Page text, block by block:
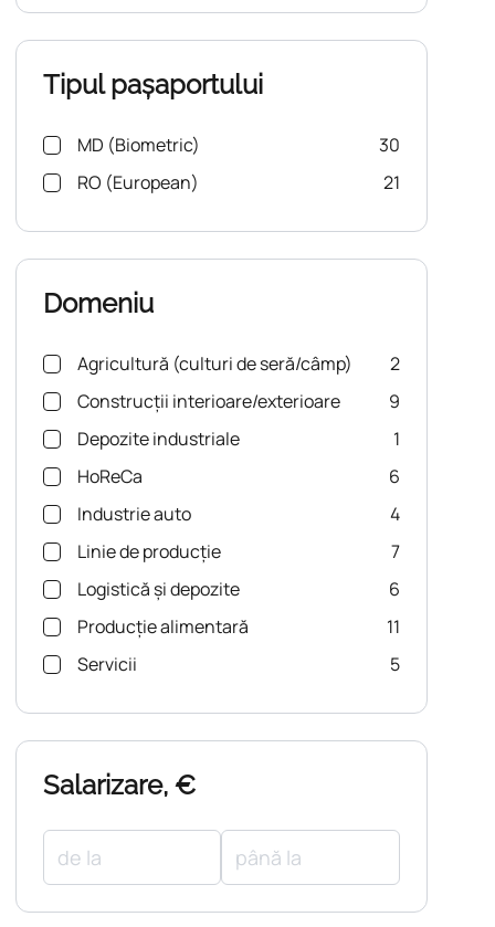
Tipul pașaportului
MD (Biometric)
30
RO (European)
21
Domeniu
Agricultură (culturi de seră/câmp)
2
Construcții interioare/exterioare
9
Depozite industriale
1
HoReCa
6
Industrie auto
4
Linie de producție
7
Logistică și depozite
6
Producție alimentară
11
Servicii
5
Salarizare, €